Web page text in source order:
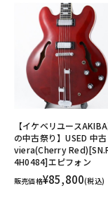
【イケベリユース
の中古祭り】USED 中
viera(Cherry
4H0484]エピフォン
販売価格¥85,800(税込)